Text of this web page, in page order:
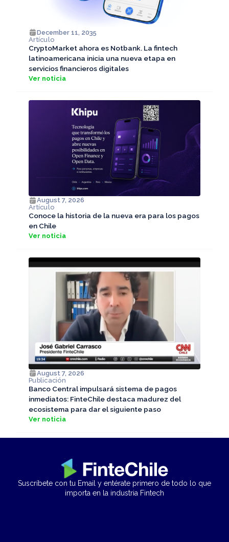
December 11, 2035
Artículo
CryptoMarket ahora es Notbank. La fintech
latinoamericana inicia una nueva etapa en
servicios financieros digitales
Ver noticia
August 7, 2026
Artículo
Conoce la historia de la nueva era para los pagos
en Chile
Ver noticia
August 7, 2026
Publicación
Banco Central impulsará sistema de pagos
inmediatos: FinteChile destaca madurez del
ecosistema para dar el siguiente paso
Ver noticia
Suscríbete con tu Email y entérate primero de todo lo que
importa en la industria Fintech